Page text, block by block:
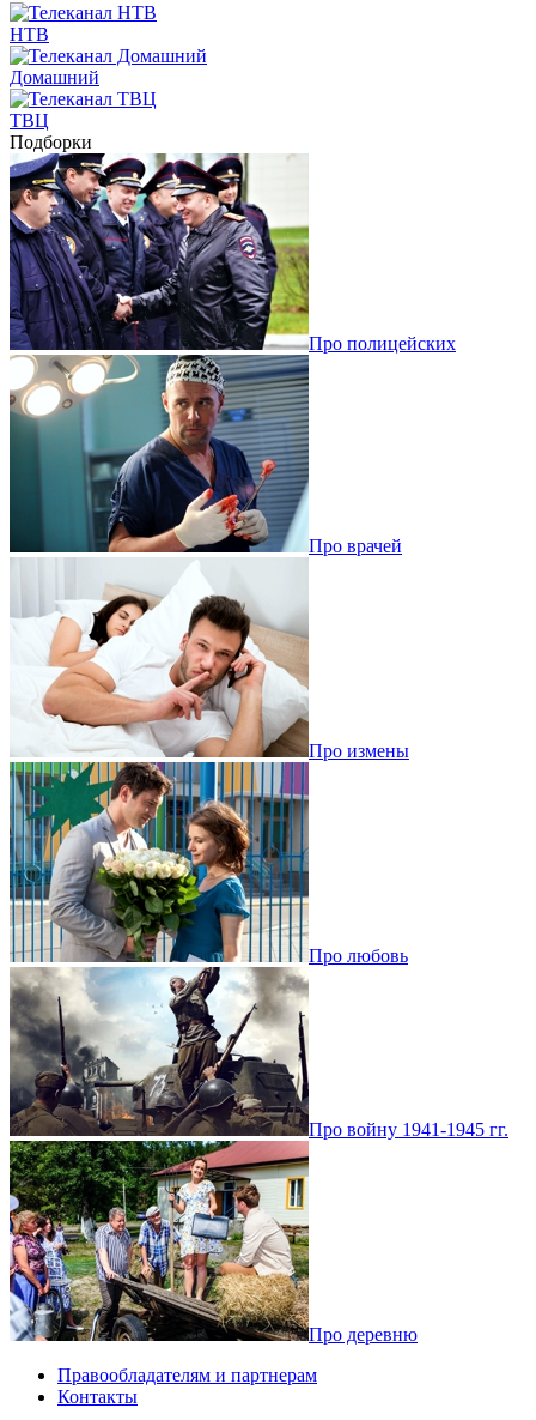
НТВ
Домашний
ТВЦ
Подборки
Про полицейских
Про врачей
Про измены
Про любовь
Про войну 1941-1945 гг.
Про деревню
Правообладателям и партнерам
Контакты